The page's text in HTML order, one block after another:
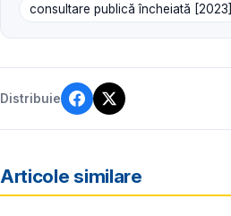
consultare publică încheiată [2023]
Distribuie
Articole similare